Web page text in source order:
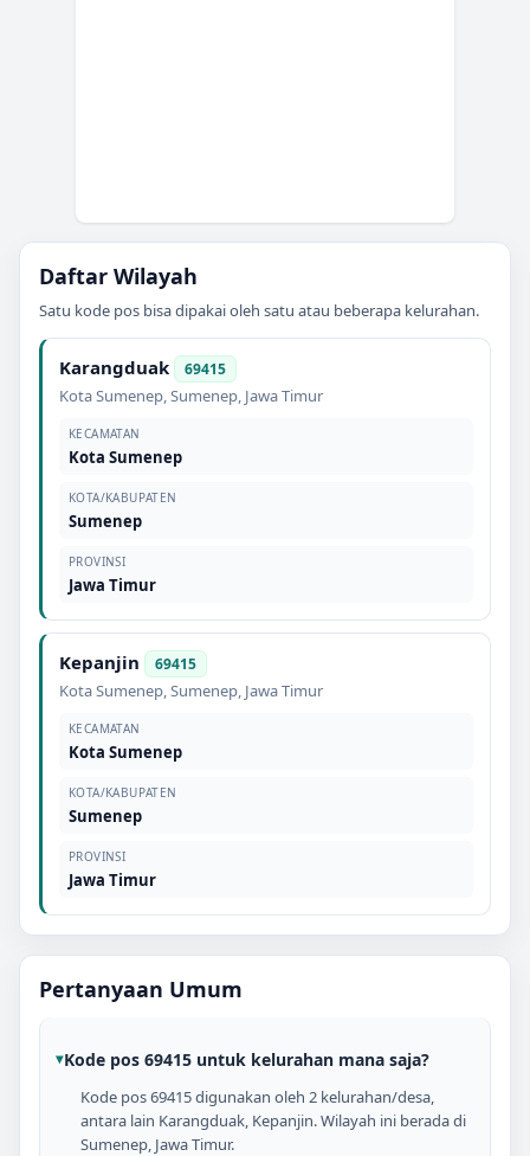
Daftar Wilayah
Satu kode pos bisa dipakai oleh satu atau beberapa kelurahan.
Karangduak 69415
Kota Sumenep,Sumenep, Jawa Timur
KECAMATAN
Kota Sumenep
KOTA/KABUPATEN
Sumenep
PROVINSI
Jawa Timur
Kepanjin 69415
Kota Sumenep,Sumenep, Jawa Timur
KECAMATAN
Kota Sumenep
KOTA/KABUPATEN
Sumenep
PROVINSI
Jawa Timur
Pertanyaan Umum
Kode pos 69415 untuk kelurahan mana saja?
Kode pos 69415 digunakan oleh 2 kelurahan/desa,
antara lain Karangduak, Kepanjin. Wilayah ini berada di
Sumenep, Jawa Timur.